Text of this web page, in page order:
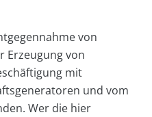
von
Erzeugung von
mit
und vom
Wer die hier